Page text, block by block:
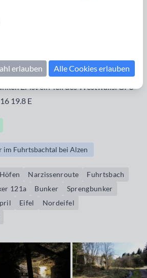
zur Narzissenroute Perlenbach /
dieser Zubringer auf die
linkerhand der Bunker 121a, der
Er ist ein Teil des Westwalls. GPS
19.8 E
im Fuhrtsbachtal bei Alzen
Höfen Narzissenroute
Fuhrtsbach
121a Bunker
Sprengbunker
Eifel
Nordeifel
anwenden
erlauben Alle Cookies erlauben